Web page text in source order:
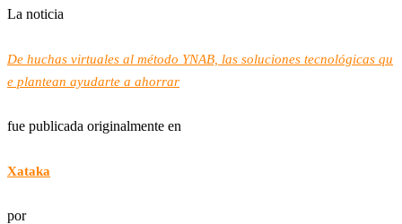
La noticia
De huchas virtuales al método YNAB, las soluciones tecnológicas qu
e plantean ayudarte a ahorrar
fue publicada originalmente en
Xataka
por